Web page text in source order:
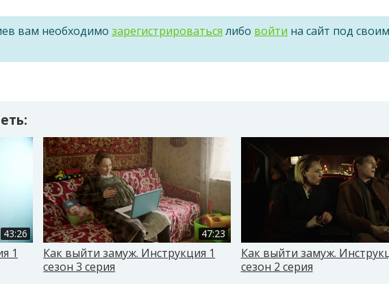
вам необходимо зарегистрироваться либо войти на сайт под своим
43:26
1
47:23
Как выйти замуж. Инструкция 1
сезон 3 серия
Как выйти замуж.
сезон 2 серия